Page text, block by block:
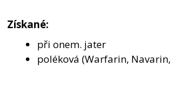
Získané:
při onem. jater
poléková (Warfarin,